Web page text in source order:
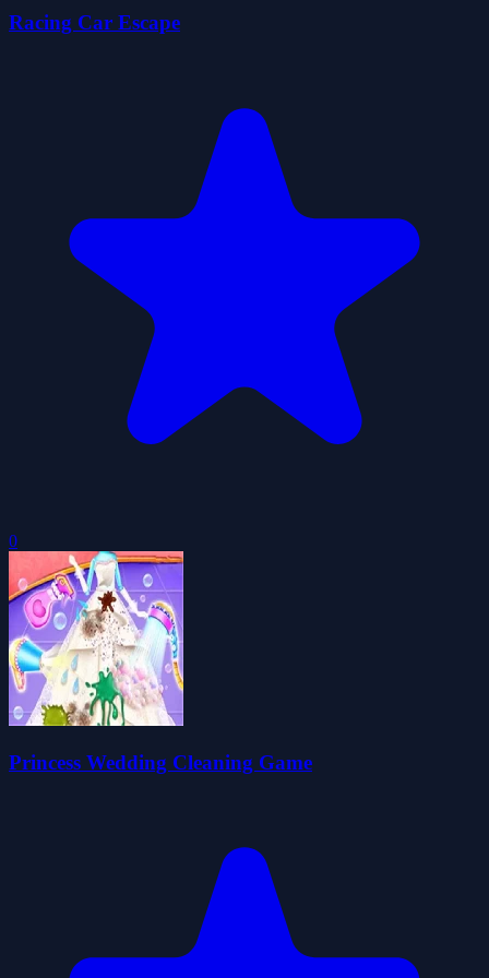
Racing Car Escape
0
Princess Wedding Cleaning Game